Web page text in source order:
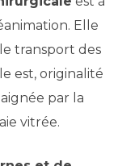
Elle
transport des
est, originalité
par la
vitrée.